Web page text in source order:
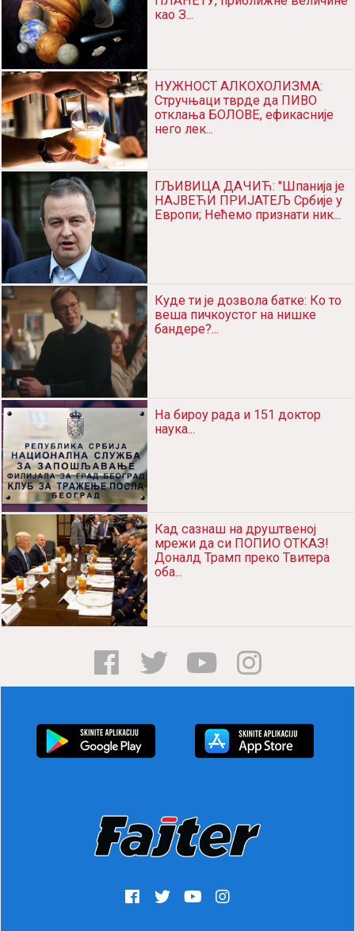
као З...
НУЖНОСТ АЛКОХОЛИЗМА:
Стручњаци тврде да ПИВО
отклања БОЛОВЕ, ефикасније
него лек...
ГЉИВИЦА ДАЧИЋ: "Шпанија је
НАЈВЕЋИ ПРИЈАТЕЉ Србије у
Европи; Нећемо признати ник...
Куде ти је дозвола батке: Ко то
веша пичкоустог на нишке
бандере?...
На бироу рада и 151 доктор
наука...
Кад сазнаш на друштвеној
мрежи да си ПОПИО ОТКАЗ!
Доналд Трамп преко Твитера
оба...